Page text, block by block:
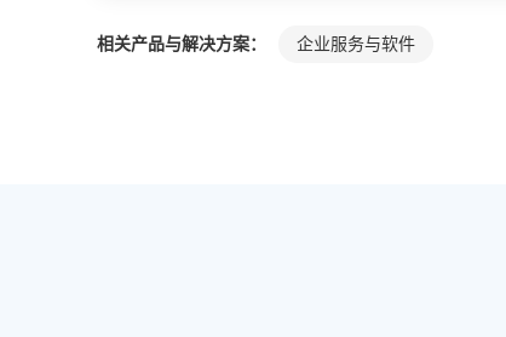
相关产品与解决方案： 企业服务与软件